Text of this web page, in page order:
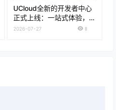
UCloud全新的开发者中心
正式上线：一站式体验，打
开即用
2026-07-27 8